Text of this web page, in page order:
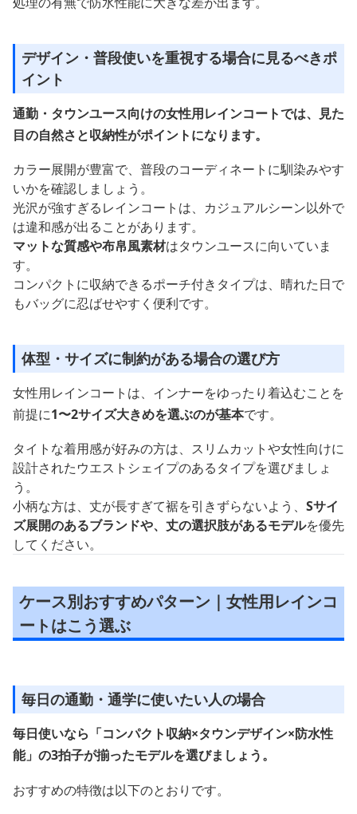
デザイン・普段使いを重視する場合に見るべきポ
イント
通勤・タウンユース向けの女性用レインコートでは、見た
目の自然さと収納性がポイントになります。
カラー展開が豊富で、普段のコーディネートに馴染みやす
いかを確認しましょう。
光沢が強すぎるレインコートは、カジュアルシーン以外で
は違和感が出ることがあります。
マットな質感や布帛風素材はタウンユースに向いていま
す。
コンパクトに収納できるポーチ付きタイプは、晴れた日で
もバッグに忍ばせやすく便利です。
体型・サイズに制約がある場合の選び方
女性用レインコートは、インナーをゆったり着込むことを
前提に1〜2サイズ大きめを選ぶのが基本です。
タイトな着用感が好みの方は、スリムカットや女性向けに
設計されたウエストシェイプのあるタイプを選びましょ
う。
小柄な方は、丈が長すぎて裾を引きずらないよう、 Sサイ
ズ展開のあるブランドや、丈の選択肢があるモデルを優先
してください。
ケース別おすすめパターン｜女性用レインコ
ートはこう選ぶ
毎日の通勤・通学に使いたい人の場合
毎日使いなら「コンパクト収納×タウンデザイン×防水性
能」の3拍子が揃ったモデルを選びましょう。
おすすめの特徴は以下のとおりです。